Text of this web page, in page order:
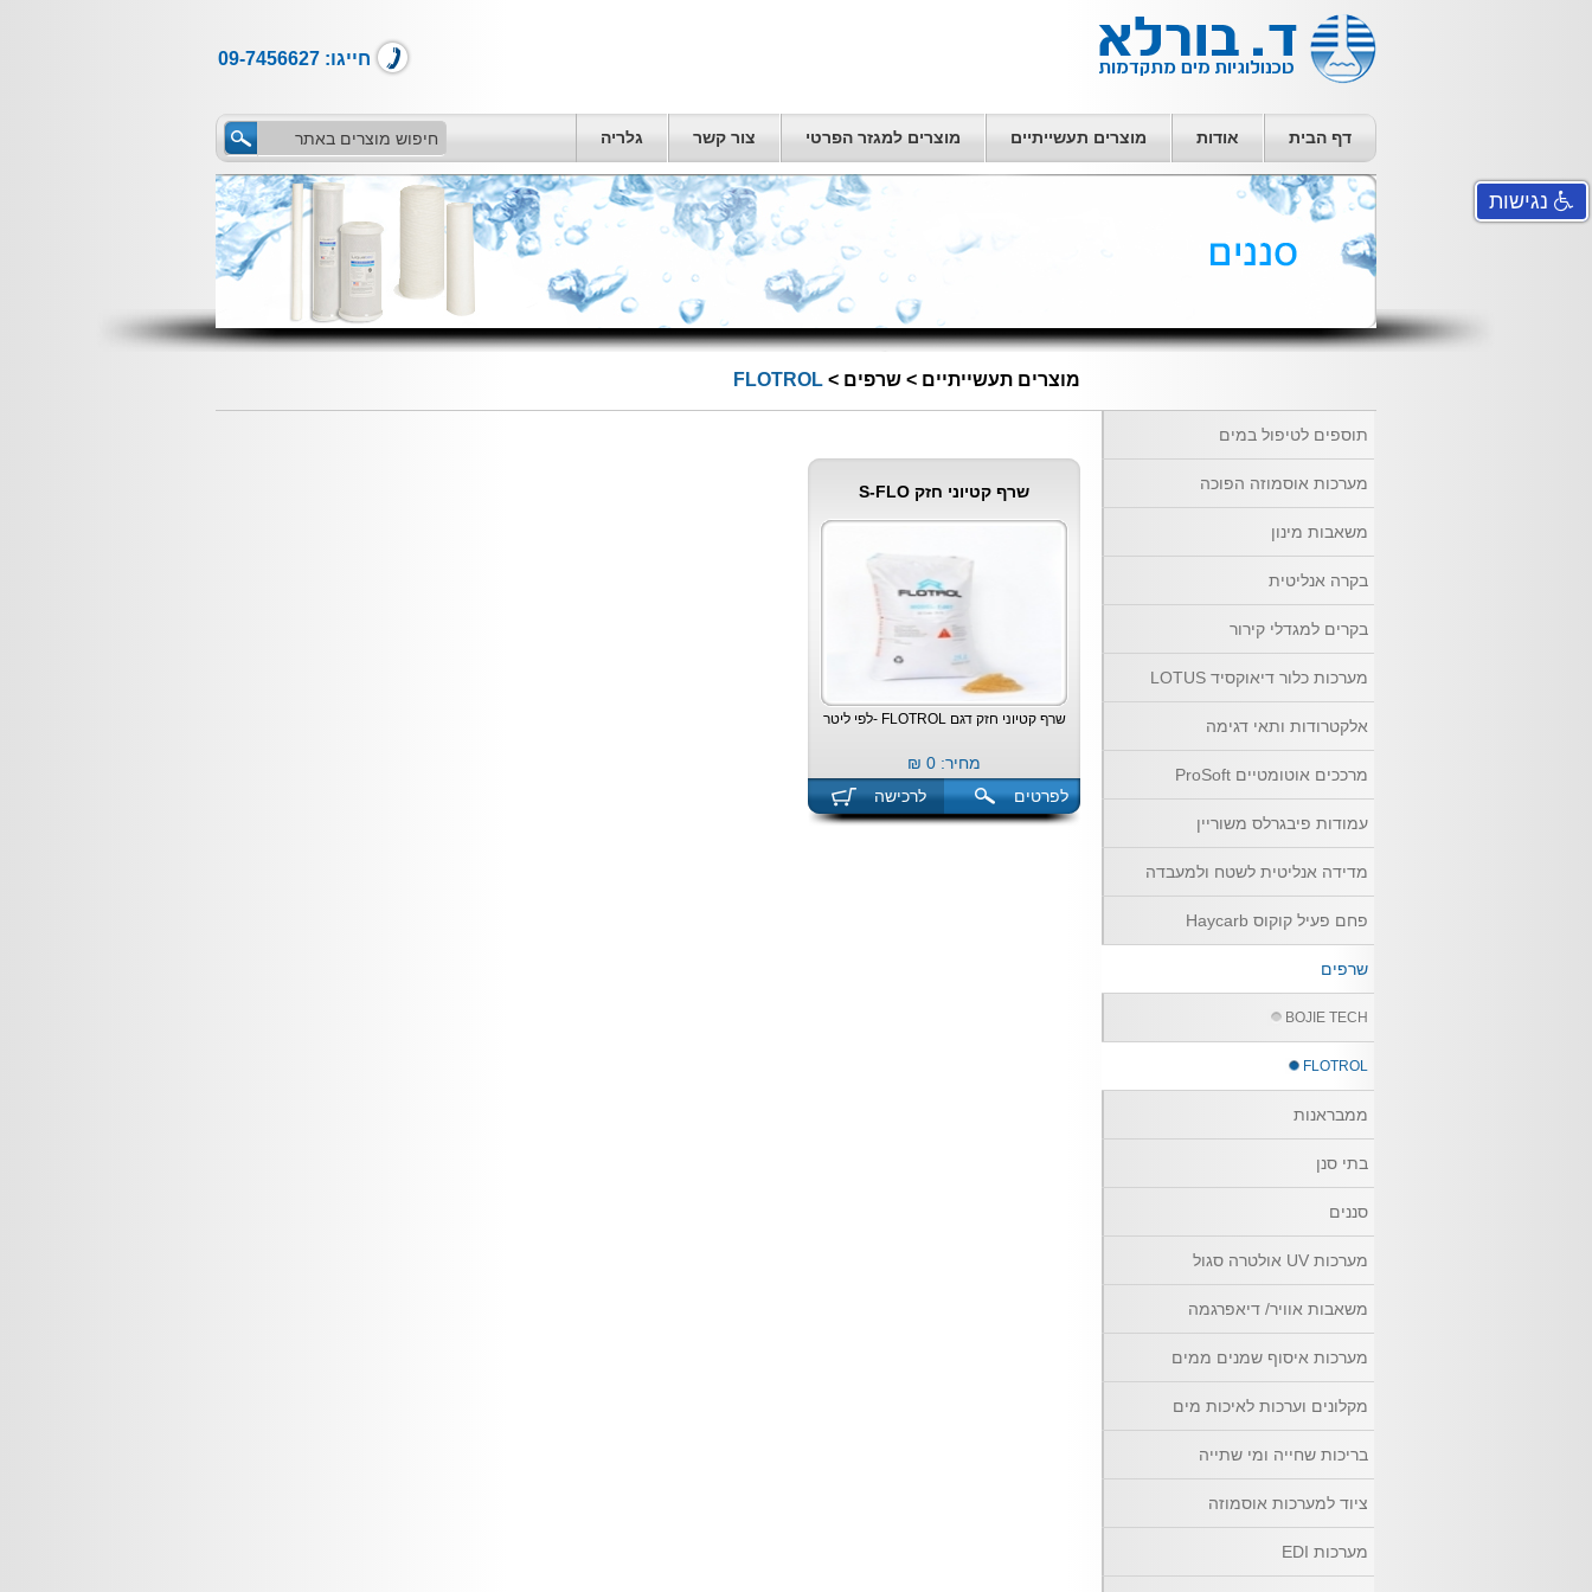
נגישות
חייגו: 09-7456627
דף הבית אודות מוצרים תעשייתיים מוצרים למגזר הפרטי צור קשר גלריה
מוצרים תעשייתיים > שרפים >
תוספים לטיפול במים
מערכות אוסמוזה הפוכה
משאבות מינון
בקרה אנליטית
בקרים למגדלי קירור
מערכות כלור דיאוקסיד LOTUS
אלקטרודות ותאי דגימה
מרככים אוטומטיים ProSoft
עמודות פיבגרלס משוריין
מדידה אנליטית לשטח ולמעבדה
פחם פעיל קוקוס Haycarb
שרפים
BOJIE TECH
FLOTROL
ממבראנות
בתי סנן
סננים
מערכות UV אולטרה סגול
משאבות אוויר/ דיאפרגמה
מערכות איסוף שמנים ממים
מקלונים וערכות לאיכות מים
בריכות שחייה ומי שתייה
ציוד למערכות אוסמוזה
מערכות EDI
שרף קטיוני חזק S-FLO
שרף קטיוני חזק דגם FLOTROL -לפי ליטר
מחיר: 0 ₪
לפרטים
לרכישה